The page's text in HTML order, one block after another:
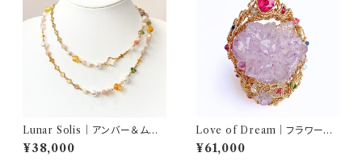
Lunar Solis｜アンバー＆ムー
ンストーン ロングネックレス（K
14GF）｜AQUARYLIS
¥38,000
Love of Dream｜フラワーア
メジスト ペンダントトップ（K14
GF）｜AQUARYLIS
¥61,000